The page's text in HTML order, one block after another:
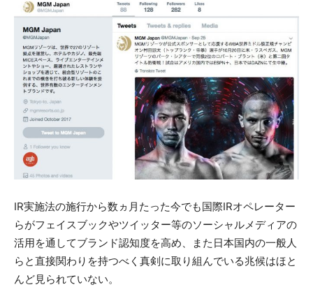
IR実施法の施行から数ヵ月たった今でも国際IRオペレーター
らがフェイスブックやツイッター等のソーシャルメディアの
活用を通してブランド認知度を高め、また日本国内の一般人
らと直接関わりを持つべく真剣に取り組んでいる兆候はほと
んど見られていない。